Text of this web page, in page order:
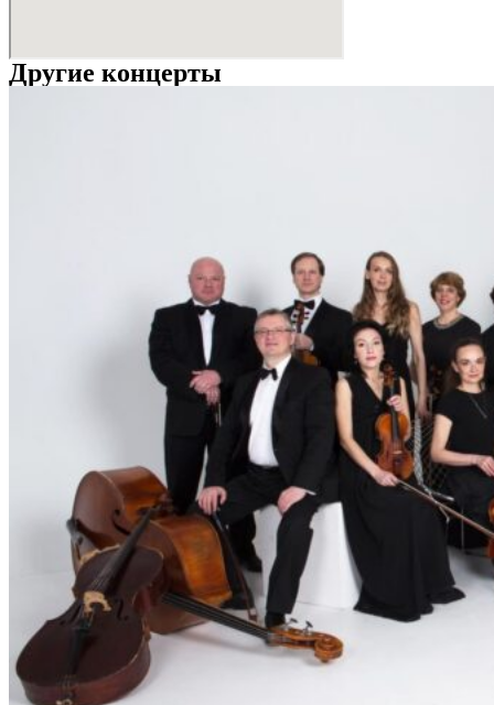
Другие концерты